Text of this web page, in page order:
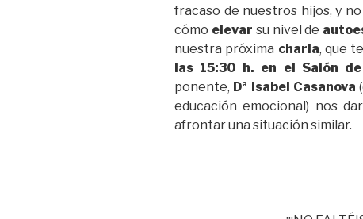
fracaso de nuestros hijos, y
cómo elevar su nivel de
nuestra próxima charla, que
las 15:30 h. en el Salón
ponente, Dª Isabel Casanova
educación emocional) nos
afrontar una situación similar.